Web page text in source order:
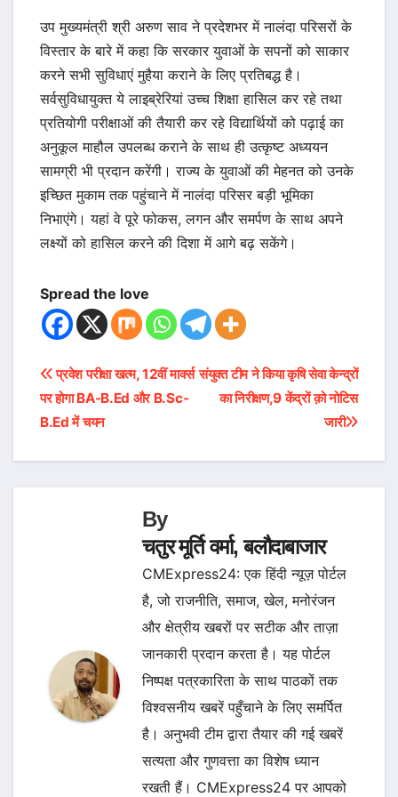
उप मुख्यमंत्री श्री अरुण साव ने प्रदेशभर में नालंदा परिसरों के
विस्तार के बारे में कहा कि सरकार युवाओं के सपनों को साकार
करने सभी सुविधाएं मुहैया कराने के लिए प्रतिबद्ध है।
सर्वसुविधायुक्त ये लाइब्रेरियां उच्च शिक्षा हासिल कर रहे तथा
प्रतियोगी परीक्षाओं की तैयारी कर रहे विद्यार्थियों को पढ़ाई का
अनुकूल माहौल उपलब्ध कराने के साथ ही उत्कृष्ट अध्ययन
सामग्री भी प्रदान करेंगी। राज्य के युवाओं की मेहनत को उनके
इच्छित मुकाम तक पहुंचाने में नालंदा परिसर बड़ी भूमिका
निभाएंगे। यहां वे पूरे फोकस, लगन और समर्पण के साथ अपने
लक्ष्यों को हासिल करने की दिशा में आगे बढ़ सकेंगे।
Spread the love
Post
navigation
संयुक्त टीम ने किया कृषि सेवा केन्द्रों
का निरीक्षण,9 केंद्रों क़ो नोटिस
जारी
प्रवेश परीक्षा खत्म, 12वीं मार्क्स
पर होगा BA-B.Ed और B.Sc-
B.Ed में चयन
By
चतुर मूर्ति वर्मा, बलौदाबाजार
CMExpress24: एक हिंदी न्यूज़ पोर्टल
है, जो राजनीति, समाज, खेल, मनोरंजन
और क्षेत्रीय खबरों पर सटीक और ताज़ा
जानकारी प्रदान करता है। यह पोर्टल
निष्पक्ष पत्रकारिता के साथ पाठकों तक
विश्वसनीय खबरें पहुँचाने के लिए समर्पित
है। अनुभवी टीम द्वारा तैयार की गई खबरें
सत्यता और गुणवत्ता का विशेष ध्यान
रखती हैं। CMExpress24 पर आपको